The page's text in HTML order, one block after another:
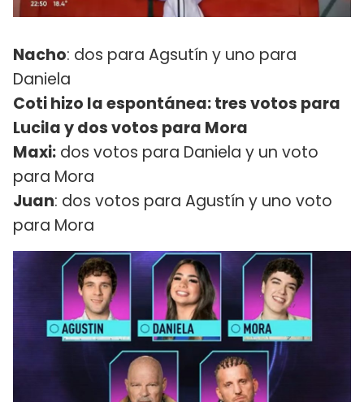
Nacho: dos para Agsutín y uno para
Daniela
Coti hizo la espontánea: tres votos para
Lucila y dos votos para Mora
Maxi: dos votos para Daniela y un voto
para Mora
Juan: dos votos para Agustín y uno voto
para Mora